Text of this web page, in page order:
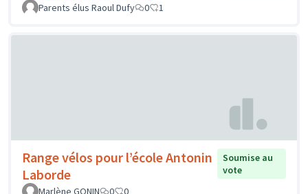
Parents élus Raoul Dufy
0 1
Range vélos pour l’école Antonin
Laborde
Soumise au
vote
Marlène GONIN
0 0